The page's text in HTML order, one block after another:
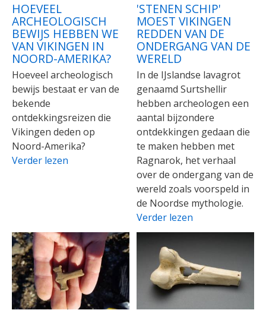
HOEVEEL
ARCHEOLOGISCH
BEWIJS HEBBEN WE
VAN VIKINGEN IN
NOORD-AMERIKA?
Hoeveel archeologisch
bewijs bestaat er van de
bekende
ontdekkingsreizen die
Vikingen deden op
Noord-Amerika?
Verder lezen
'STENEN SCHIP'
MOEST VIKINGEN
REDDEN VAN DE
ONDERGANG VAN DE
WERELD
In de IJslandse lavagrot
genaamd Surtshellir
hebben archeologen een
aantal bijzondere
ontdekkingen gedaan die
te maken hebben met
Ragnarok, het verhaal
over de ondergang van de
wereld zoals voorspeld in
de Noordse mythologie.
Verder lezen